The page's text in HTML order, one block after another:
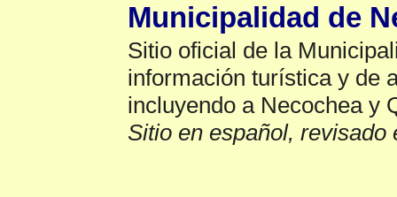
Municipalidad de
Sitio oficial de la
información turística y de
incluyendo a Necochea y
Sitio en español, revisado